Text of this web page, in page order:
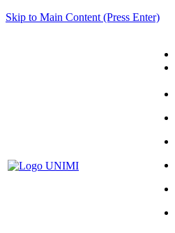
Skip to Main Content (Press Enter)